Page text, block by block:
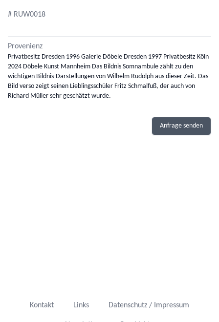
# RUW0018
Provenienz
Privatbesitz Dresden 1996 Galerie Döbele Dresden 1997 Privatbesitz Köln
2024 Döbele Kunst Mannheim Das Bildnis Somnambule zählt zu den
wichtigen Bildnis-Darstellungen von Wilhelm Rudolph aus dieser Zeit. Das
Bild verso zeigt seinen Lieblingsschüler Fritz Schmalfuß, der auch von
Richard Müller sehr geschätzt wurde.
Anfrage senden
Kontakt Links Datenschutz / Impressum